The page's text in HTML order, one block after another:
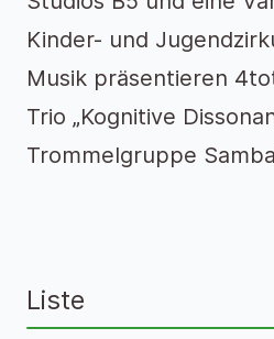
Kinder- und
Musik präsentieren
Trio „Kognitive
Trommelgruppe
Liste